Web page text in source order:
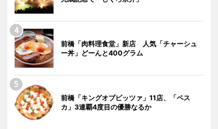
前橋「肉料理食堂」新店 人気「チャーシュ
ー丼」どーんと400グラム
前橋「キングオブピッツァ」11店、「ペス
カ」3連覇4度目の優勝なるか